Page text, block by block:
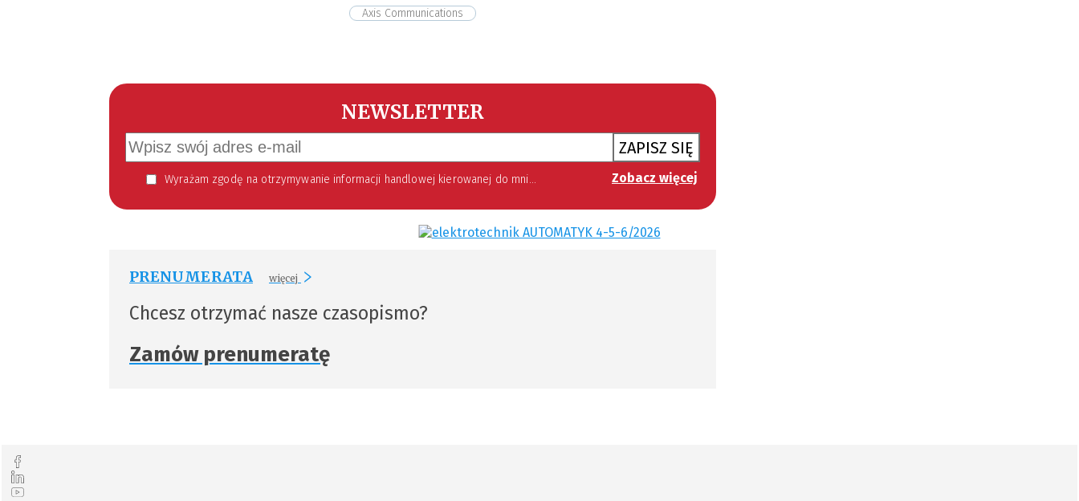
Axis Communications
NEWSLETTER
ZAPISZ SIĘ
Wyrażam zgodę na otrzymywanie informacji handlowej kierowanej do mnie za pomocą środków komunikacji elektronicznej w szczególności poczty elektronicznej zgodnie z przepisem art. 10 ust 2 ustawy z dnia 18 lipca 2002 roku o świadczeniu usług drogą elektroniczną (Dz. U. 144 z 2002 r. poz. 1204). Zgoda jest dobrowolna, jednak jej wyrażenie jest konieczne, aby otrzymywać newsletter. Zobacz więcej
PRENUMERATA więcej
Chcesz otrzymać nasze czasopismo?
Zamów prenumeratę